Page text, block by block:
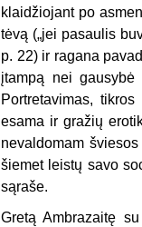
klaidžiojant po
tėvą („jei pasaulis
p. 22) ir ragana
įtampą nei
Portretavimas,
esama ir gražių
nevaldomam
šiemet leistų savo
sąraše.
Gretą Ambrazaitę